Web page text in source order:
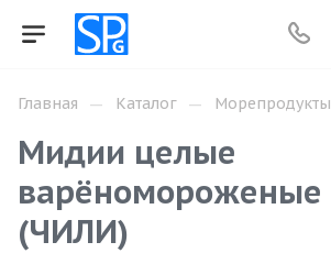
Главная — Каталог — Морепродукты
Мидии целые
варёномороженые
(ЧИЛИ)